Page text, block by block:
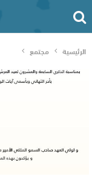
الرئيسية مجتمع